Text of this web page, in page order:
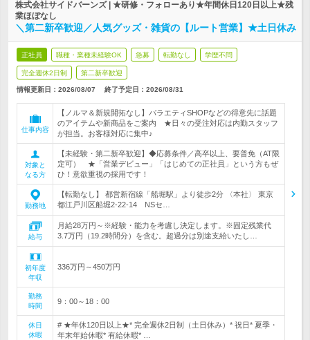
株式会社サイドバーンズ | ★研修・フォローあり★年間休日120日以上★残
業ほぼなし
＼第二新卒歓迎／人気グッズ・雑貨の【ルート営業】★土日休み
正社員 職種・業種未経験OK 急募 転勤なし 学歴不問
完全週休2日制 第二新卒歓迎
情報更新日：2026/08/07 終了予定日： 2026/08/31
仕事内容
【ノルマ＆新規開拓なし】バラエティSHOPなどの得意先に話題
のアイテムや新商品をご案内 ★日々の受注対応は内勤スタッフ
が担当。お客様対応に集中♪
対象と
なる方
【未経験・第二新卒歓迎】◆応募条件／高卒以上、要普免（AT限
定可） ★「営業デビュー」「はじめての正社員」という方もぜ
ひ！意欲重視の採用です！
勤務地
【転勤なし】 都営新宿線「船堀駅」より徒歩2分 〈本社〉 東京
都江戸川区船堀2-22-14 NSセ…
給与
月給28万円～※経験・能力を考慮し決定します。※固定残業代
3.7万円（19.2時間分）を含む。超過分は別途支給いたし…
初年度
年収
336万円～450万円
勤務
時間
9：00～18：00
休日
休暇
# ★年休120日以上★* 完全週休2日制（土日休み）* 祝日* 夏季・
年末年始休暇* 有給休暇* …